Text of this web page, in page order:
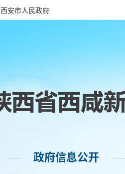
西安市人民政府
—— 政府信息公开 ——